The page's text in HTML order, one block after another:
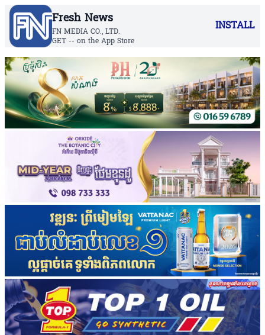
Fresh News
FN MEDIA CO., LTD.
GET -- on the App Store
INSTALL